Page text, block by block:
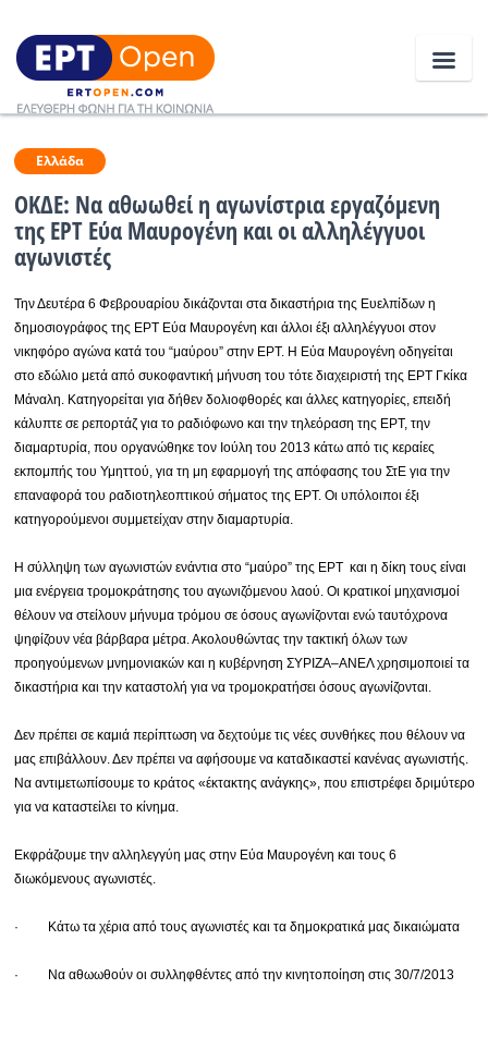
Ειδήσεις
Ελλάδα
Πολιτική
Οικονομία
Αθλητικά
Κόσμος
Ραδιόφωνο
Εκπομπές
Πολιτισμός
Ελλάδα
ΟΚΔΕ: Να αθωωθεί η αγωνίστρια εργαζόμενη
της ΕΡΤ Εύα Μαυρογένη και οι αλληλέγγυοι
αγωνιστές
Την Δευτέρα 6 Φεβρουαρίου δικάζονται στα δικαστήρια της Ευελπίδων η
δημοσιογράφος της ΕΡΤ Εύα Μαυρογένη και άλλοι έξι αλληλέγγυοι στον
νικηφόρο αγώνα κατά του “μαύρου” στην ΕΡΤ. Η Εύα Μαυρογένη οδηγείται
στο εδώλιο μετά από συκοφαντική μήνυση του τότε διαχειριστή της ΕΡΤ Γκίκα
Μάναλη. Κατηγορείται για δήθεν δολιοφθορές και άλλες κατηγορίες, επειδή
κάλυπτε σε ρεπορτάζ για το ραδιόφωνο και την τηλεόραση της ΕΡΤ, την
διαμαρτυρία, που οργανώθηκε τον Ιούλη του 2013 κάτω από τις κεραίες
εκπομπής του Υμηττού, για τη μη εφαρμογή της απόφασης του ΣτΕ για την
επαναφορά του ραδιοτηλεοπτικού σήματος της ΕΡΤ. Οι υπόλοιποι έξι
κατηγορούμενοι συμμετείχαν στην διαμαρτυρία.
Η σύλληψη των αγωνιστών ενάντια στο “μαύρο” της ΕΡΤ και η δίκη τους είναι
μια ενέργεια τρομοκράτησης του αγωνιζόμενου λαού. Οι κρατικοί μηχανισμοί
θέλουν να στείλουν μήνυμα τρόμου σε όσους αγωνίζονται ενώ ταυτόχρονα
ψηφίζουν νέα βάρβαρα μέτρα. Ακολουθώντας την τακτική όλων των
προηγούμενων μνημονιακών και η κυβέρνηση ΣΥΡΙΖΑ–ΑΝΕΛ χρησιμοποιεί τα
δικαστήρια και την καταστολή για να τρομοκρατήσει όσους αγωνίζονται.
Δεν πρέπει σε καμιά περίπτωση να δεχτούμε τις νέες συνθήκες που θέλουν να
μας επιβάλλουν. Δεν πρέπει να αφήσουμε να καταδικαστεί κανένας αγωνιστής.
Να αντιμετωπίσουμε το κράτος «έκτακτης ανάγκης», που επιστρέφει δριμύτερο
για να καταστείλει το κίνημα.
Εκφράζουμε την αλληλεγγύη μας στην Εύα Μαυρογένη και τους 6
διωκόμενους αγωνιστές.
· Κάτω τα χέρια από τους αγωνιστές και τα δημοκρατικά μας δικαιώματα
· Να αθωωθούν οι συλληφθέντες από την κινητοποίηση στις 30/7/2013